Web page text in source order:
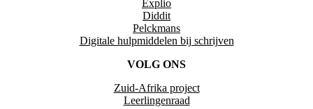
Explio
Diddit
Pelckmans
Digitale hulpmiddelen bij schrijven
VOLG ONS
Zuid-Afrika project
Leerlingenraad